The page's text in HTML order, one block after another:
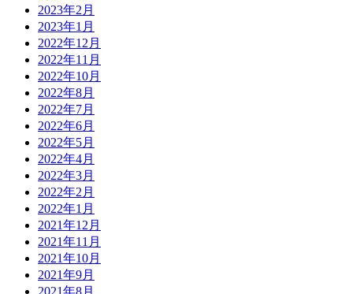
2023年2月
2023年1月
2022年12月
2022年11月
2022年10月
2022年8月
2022年7月
2022年6月
2022年5月
2022年4月
2022年3月
2022年2月
2022年1月
2021年12月
2021年11月
2021年10月
2021年9月
2021年8月